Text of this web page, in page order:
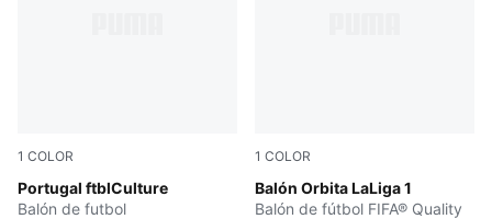
1 COLOR
Portugal ftblCulture
Club Red-Green Lagoon
Balón de futbol
1 COLOR
Balón Orbita LaLiga 1
Pelé Yellow-multicolor
Balón de fútbol FIFA® Quality